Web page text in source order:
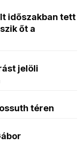
időszakban tett
őt a
jelöli
téren